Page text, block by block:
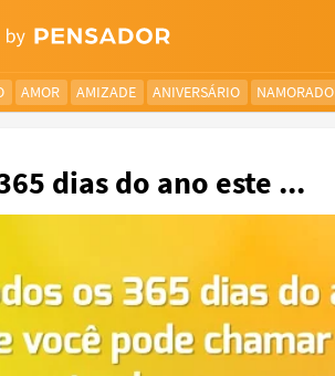
AMOR AMIZADE ANIVERSÁRIO NAMORADO
dias do ano este ...